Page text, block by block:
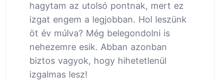
hagytam az utolsó pontnak, mert ez
izgat engem a legjobban. Hol leszünk
öt év múlva? Még belegondolni is
nehezemre esik. Abban azonban
biztos vagyok, hogy hihetetlenül
izgalmas lesz!